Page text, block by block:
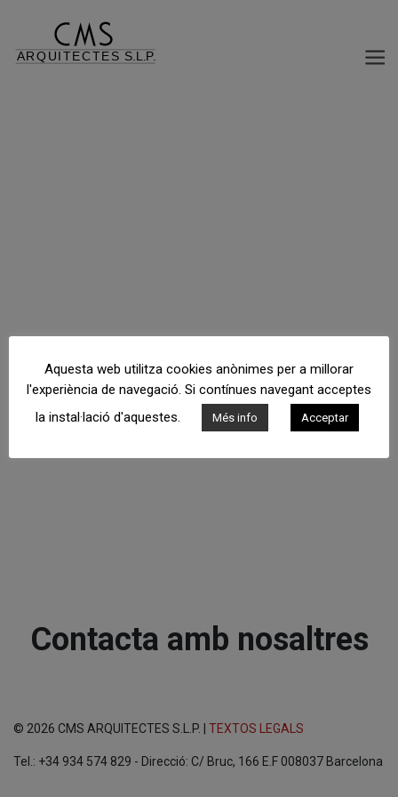
Contacta amb nosaltres
© 2026 CMS ARQUITECTES S.L.P. | TEXTOS LEGALS
Tel.: +34 934 574 829 - Direcció: C/ Bruc, 166 E.F 008037 Barcelona
Aquesta web utilitza cookies anònimes per a millorar
l'experiència de navegació. Si contínues navegant acceptes
la instal·lació d'aquestes.
Més info Acceptar